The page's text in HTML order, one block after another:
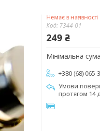
Немає в наявності
Код: 7344-01
249 ₴
Мінімальна
+380 (68) 065-
протягом 14